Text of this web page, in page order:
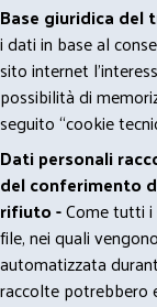
Base giuridica
i dati in base al
sito internet
possibilità di
seguito “cookie
Dati personali
del conferimento
rifiuto -Come tutti
file, nei quali
automatizzata
raccolte potrebbero